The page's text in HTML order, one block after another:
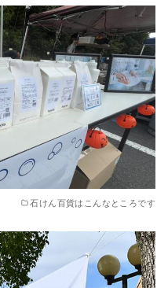
石けん百貨はこんなところです